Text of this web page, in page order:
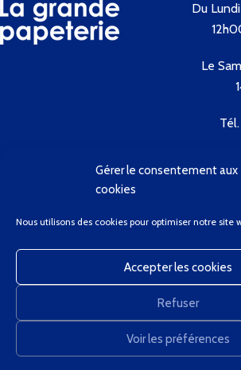
Gérer le consentement aux
cookies
Nous utilisons des cookies pour optimiser notre site
Accepter les cookies
Refuser
Voir les préférences
Du
Le
Contactez-nous
Bienvenue
Client Privilège
Mon Compte
Panier